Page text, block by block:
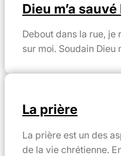
Dieu m’a
Debout dans la rue,
sur moi. Soudain Dieu
La prière
La prière est un des
de la vie chrétienne.